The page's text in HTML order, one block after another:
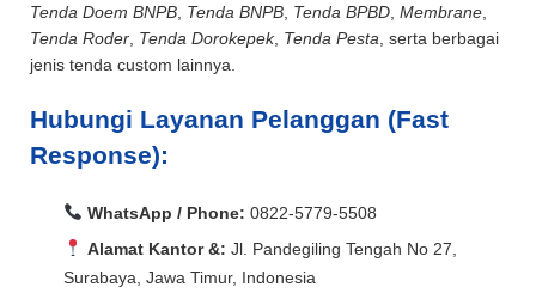
Tenda Doem BNPB Tenda BNPB Tenda BPBD Membrane
Tenda Roder Tenda Dorokepek, Tenda Pesta , serta berbagai
jenis tenda custom lainnya.
Hubungi Layanan Pelanggan (Fast
Response):
WhatsApp / Phone: 0822-5779-5508
Alamat Kantor &: Jl. Pandegiling Tengah No 27,
Surabaya, Jawa Timur, Indonesia